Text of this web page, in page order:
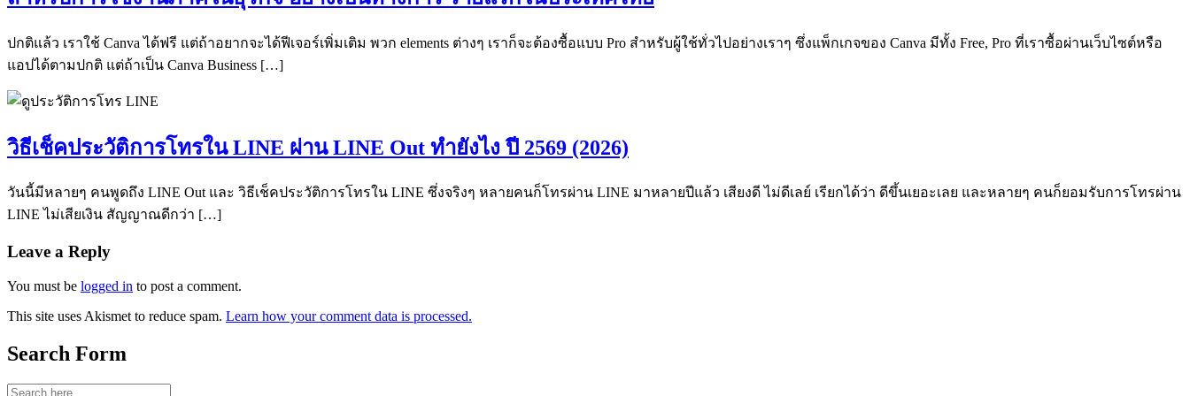
ปกติแล้ว เราใช้ Canva ได้ฟรี แต่ถ้าอยากจะได้ฟีเจอร์เพิ่มเติม พวก elements ต่างๆ เราก็จะต้องซื้อแบบ Pro สำหรับผู้ใช้ทั่วไปอย่างเราๆ ซึ่งแพ็กเกจของ Canva มีทั้ง Free, Pro ที่เราซื้อผ่านเว็บไซต์หรือ
แอปได้ตามปกติ แต่ถ้าเป็น Canva Business […]
วิธีเช็คประวัติการโทรใน LINE ผ่าน LINE Out ทำยังไง ปี 2569 (2026)
วันนี้มีหลายๆ คนพูดถึง LINE Out และ วิธีเช็คประวัติการโทรใน LINE ซึ่งจริงๆ หลายคนก็โทรผ่าน LINE มาหลายปีแล้ว เสียงดี ไม่ดีเลย์ เรียกได้ว่า ดีขึ้นเยอะเลย และหลายๆ คนก็ยอมรับการโทรผ่าน
LINE ไม่เสียเงิน สัญญาณดีกว่า […]
Leave a Reply
You must be logged in to post a comment.
This site uses Akismet to reduce spam. Learn how your comment data is processed.
Search Form